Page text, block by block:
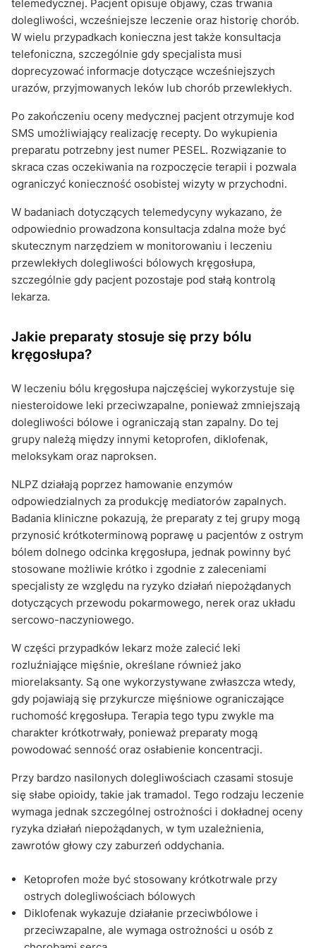
telemedycznej. Pacjent opisuje objawy, czas trwania
dolegliwości, wcześniejsze leczenie oraz historię chorób.
W wielu przypadkach konieczna jest także konsultacja
telefoniczna, szczególnie gdy specjalista musi
doprecyzować informacje dotyczące wcześniejszych
urazów, przyjmowanych leków lub chorób przewlekłych.
Po zakończeniu oceny medycznej pacjent otrzymuje kod
SMS umożliwiający realizację recepty. Do wykupienia
preparatu potrzebny jest numer PESEL. Rozwiązanie to
skraca czas oczekiwania na rozpoczęcie terapii i pozwala
ograniczyć konieczność osobistej wizyty w przychodni.
W badaniach dotyczących telemedycyny wykazano, że
odpowiednio prowadzona konsultacja zdalna może być
skutecznym narzędziem w monitorowaniu i leczeniu
przewlekłych dolegliwości bólowych kręgosłupa,
szczególnie gdy pacjent pozostaje pod stałą kontrolą
lekarza.
Jakie preparaty stosuje się przy bólu
kręgosłupa?
W leczeniu bólu kręgosłupa najczęściej wykorzystuje się
niesteroidowe leki przeciwzapalne, ponieważ zmniejszają
dolegliwości bólowe i ograniczają stan zapalny. Do tej
grupy należą między innymi ketoprofen, diklofenak,
meloksykam oraz naproksen.
NLPZ działają poprzez hamowanie enzymów
odpowiedzialnych za produkcję mediatorów zapalnych.
Badania kliniczne pokazują, że preparaty z tej grupy mogą
przynosić krótkoterminową poprawę u pacjentów z ostrym
bólem dolnego odcinka kręgosłupa, jednak powinny być
stosowane możliwie krótko i zgodnie z zaleceniami
specjalisty ze względu na ryzyko działań niepożądanych
dotyczących przewodu pokarmowego, nerek oraz układu
sercowo-naczyniowego.
W części przypadków lekarz może zalecić leki
rozluźniające mięśnie, określane również jako
miorelaksanty. Są one wykorzystywane zwłaszcza wtedy,
gdy pojawiają się przykurcze mięśniowe ograniczające
ruchomość kręgosłupa. Terapia tego typu zwykle ma
charakter krótkotrwały, ponieważ preparaty mogą
powodować senność oraz osłabienie koncentracji.
Przy bardzo nasilonych dolegliwościach czasami stosuje
się słabe opioidy, takie jak tramadol. Tego rodzaju leczenie
wymaga jednak szczególnej ostrożności i dokładnej oceny
ryzyka działań niepożądanych, w tym uzależnienia,
zawrotów głowy czy zaburzeń oddychania.
Ketoprofen może być stosowany krótkotrwale przy
ostrych dolegliwościach bólowych
Diklofenak wykazuje działanie przeciwbólowe i
przeciwzapalne, ale wymaga ostrożności u osób z